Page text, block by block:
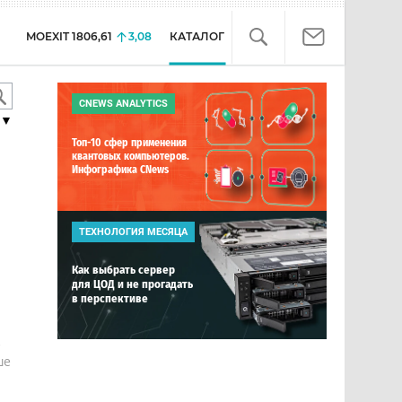
MOEXIT 1806,61 3,08 КАТАЛОГ
▼
CNEWS ANALYTICS
Топ-10 сфер применения
квантовых компьютеров.
Инфографика CNews
ТЕХНОЛОГИЯ МЕСЯЦА
Как выбрать сервер
для ЦОД и не прогадать
в перспективе